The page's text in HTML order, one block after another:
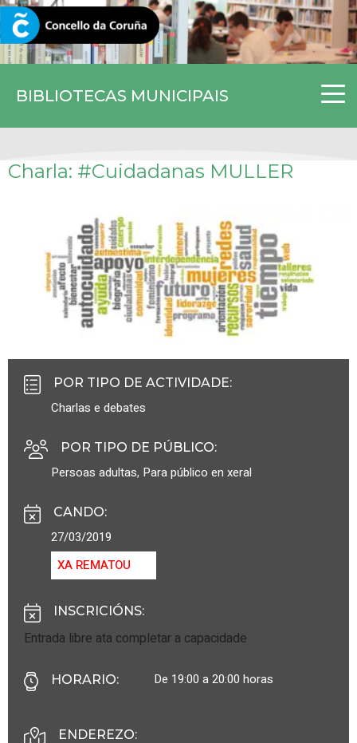
BIBLIOTECAS MUNICIPAIS
CORUNA.GAL
Charla: #Cuidadanas MULLER
POR TIPO DE ACTIVIDADE:
Charlas e debates
POR TIPO DE PÚBLICO:
Persoas adultas, Para público en xeral
CANDO:
27/03/2019
XA REMATOU
INSCRICIÓNS:
Entrada libre ata completar a capacidade
HORARIO: De 19:00 a 20:00 horas
ENDEREZO: